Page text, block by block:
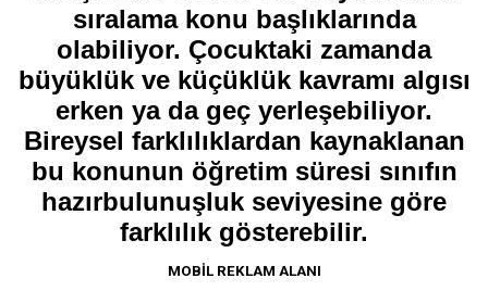
sıralama konu başlıklarında
olabiliyor. Çocuktaki zamanda
büyüklük ve küçüklük kavramı algısı
erken ya da geç yerleşebiliyor.
Bireysel farklılıklardan kaynaklanan
bu konunun öğretim süresi sınıfın
hazırbulunuşluk seviyesine göre
farklılık gösterebilir.
MOBİL REKLAM ALANI